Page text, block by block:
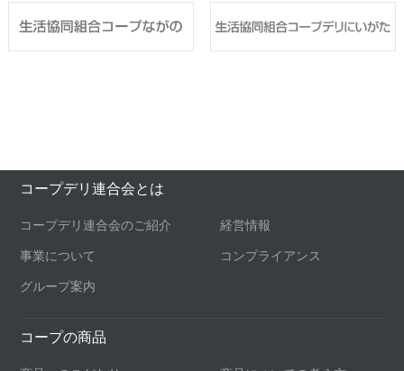
コープデリ連合会とは
コープデリ連合会のご紹介 経営情報
事業について コンプライアンス
グループ案内
コープの商品